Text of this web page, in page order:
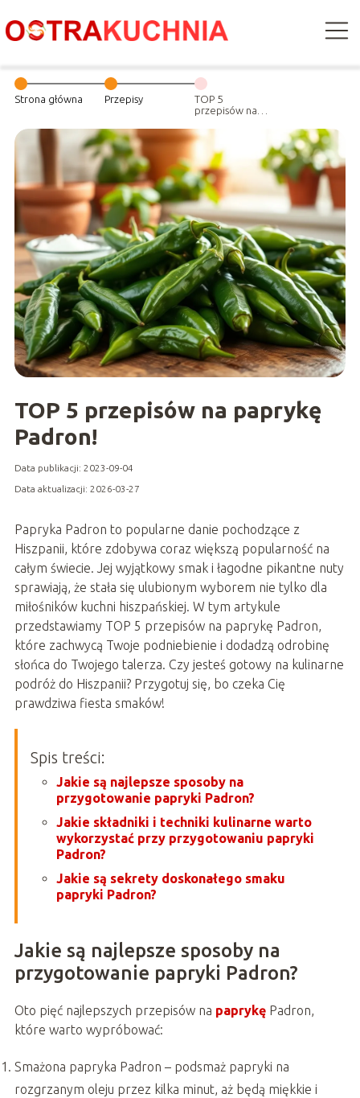
Strona główna Przepisy
TOP 5
przepisów na
TOP 5 przepisów na paprykę
Padron!
Data publikacji: 2023-09-04
Data aktualizacji: 2026-03-27
Papryka Padron to popularne danie pochodzące z
Hiszpanii, które zdobywa coraz większą popularność na
całym świecie. Jej wyjątkowy smak i łagodne pikantne nuty
sprawiają, że stała się ulubionym wyborem nie tylko dla
miłośników kuchni hiszpańskiej. W tym artykule
przedstawiamy TOP 5 przepisów na paprykę Padron,
które zachwycą Twoje podniebienie i dodadzą odrobinę
słońca do Twojego talerza. Czy jesteś gotowy na kulinarne
podróż do Hiszpanii? Przygotuj się, bo czeka Cię
prawdziwa fiesta smaków!
Spis treści:
Jakie są najlepsze sposoby na
przygotowanie papryki Padron?
Jakie składniki i techniki kulinarne warto
wykorzystać przy przygotowaniu papryki
Padron?
Jakie są sekrety doskonałego smaku
papryki Padron?
Jakie są najlepsze sposoby na
przygotowanie papryki Padron?
Oto pięć najlepszych przepisów na paprykęPadron,
które warto wypróbować:
Smażona papryka Padron – podsmaż papryki na
rozgrzanym oleju przez kilka minut, aż będą miękkie i